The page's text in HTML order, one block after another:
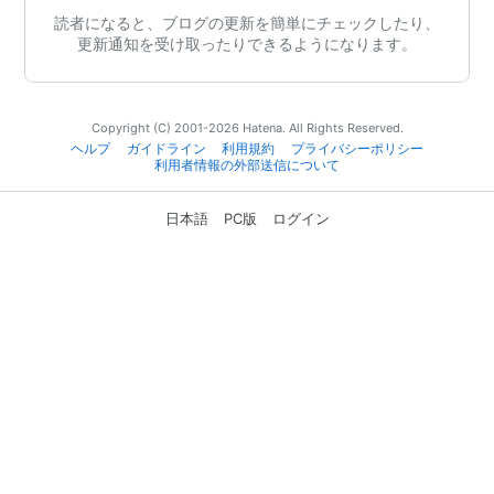
読者になると、ブログの更新を簡単にチェックしたり、
更新通知を受け取ったりできるようになります。
Copyright (C) 2001-2026 Hatena. All Rights Reserved.
ヘルプ
ガイドライン 利用規約
プライバシーポリシー
利用者情報の外部送信について
日本語 PC版 ログイン